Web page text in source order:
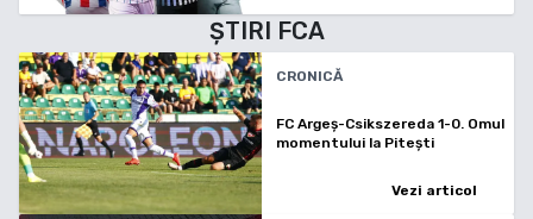
ȘTIRI FCA
CRONICĂ
FC Argeș-Csikszereda 1-0. Omul
momentului la Pitești
Vezi articol